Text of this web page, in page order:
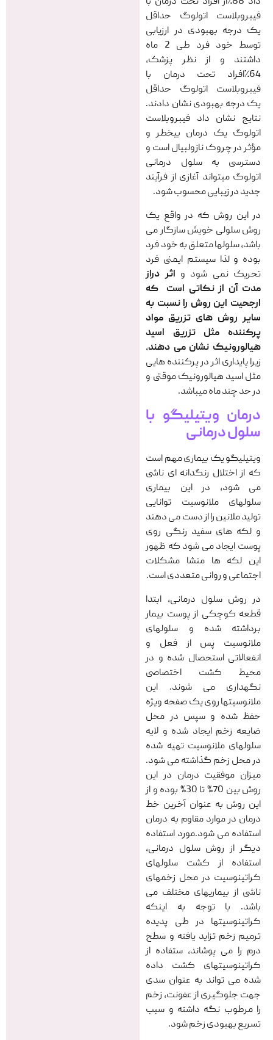
فیبروبلاست اتولوگ حداقل
یک درجه بهبودی در ارزیابی
توسط خود فرد طی 2 ماه
داشتند و از نظر پزشک،
64٪افراد تحت درمان با
فیبروبلاست اتولوگ حداقل
یک درجه بهبودی نشان دادند.
نتایج نشان داد فیبروبلاست
اتولوگ یک درمان بیخطر و
مؤثر در چروک نازولبیال است و
دسترسی به سلول درمانی
اتولوگ میتواند آغازی از فرآیند
جدید در زیبایی محسوب شود.
در این روش که در واقع یک
روش سلولی خویش سازگار می
باشد، سلولها متعلق به خود فرد
بوده و لذا سیستم ایمنی فرد
تحریک نمی شود و اثر دراز
مدت آن از نکاتی است که
ارجحیت این روش را نسبت به
سایر روش های تزریق مواد
پرکننده مثل تزریق اسید
هیالورونیک نشان می دهند،
زیرا پایداری اثر در پرکننده هایی
مثل اسید هیالورونیک موقتی و
در حد چند ماه میباشد.
درمان ویتیلیگو با
سلول درمانی
ویتیلیگو یک بیماری مهم است
که از اختلال رنگدانه ای ناشی
می شود، در این بیماری
سلولهای ملانوسیت توانایی
تولید ملانین را از دست می دهند
و لکه های سفید رنگی روی
پوست ایجاد می شود که ظهور
این لکه ها منشا مشکلات
اجتماعی و روانی متعددی است.
در روش سلول درمانی، ابتدا
قطعه کوچکی از پوست بیمار
برداشته شده و سلولهای
ملانوسیت پس از فعل و
انفعالاتی استحصال شده و در
محیط کشت اختصاصی
نگهداری می شوند. این
ملانوسیتها روی یک صفحه ویژه
حفظ شده و سپس در محل
ضایعه زخم ایجاد شده و لایه
سلولهای ملانوسیت تهیه شده
در محل زخم گذاشته می شود.
میزان موفقیت درمان در این
روش بین 70% تا 30% بوده و از
این روش به عنوان آخرین خط
درمان در موارد مقاوم به درمان
استفاده می شود.مورد استفاده
دیگر از روش سلول درمانی،
استفاده از کشت سلولهای
کراتینوسیت در محل زخمهای
ناشی از بیماریهای مختلف می
باشد. با توجه به اینکه
کراتینوسیتها در طی پدیده
ترمیم زخم تزاید یافته و سطح
درم را می پوشاند، ستفاده از
کراتینوسیتهای کشت داده
شده می تواند به عنوان سدی
جهت جلوگیری از عفونت، زخم
را مرطوب نگه داشته و سبب
تسریع بهبودی زخم شود.